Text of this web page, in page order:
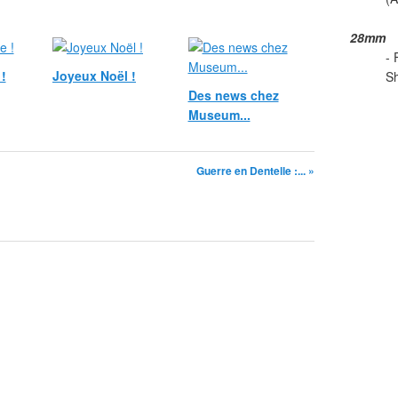
Joyeux Noël !
Des news chez
Museum...
Guerre en Dentelle :... »
28mm
-